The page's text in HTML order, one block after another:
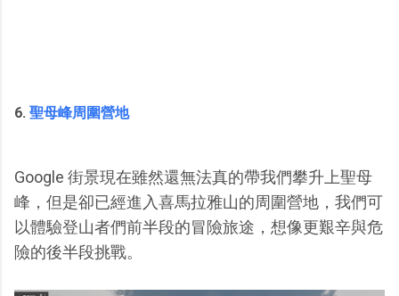
6. 聖母峰周圍營地
Google 街景現在雖然還無法真的帶我們攀升上聖母
峰，但是卻已經進入喜馬拉雅山的周圍營地，我們可
以體驗登山者們前半段的冒險旅途，想像更艱辛與危
險的後半段挑戰。